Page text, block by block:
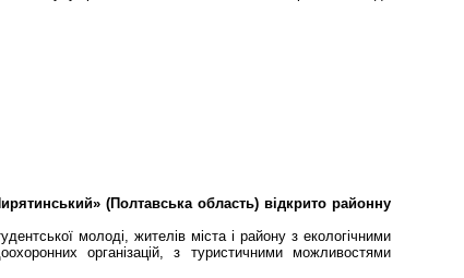
(Полтавська область) відкрито районну
молоді, жителів міста і району з екологічними
організацій, з туристичними можливостями